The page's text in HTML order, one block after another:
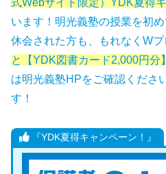
式Webサイト限定）YDK夏得
います！明光義塾の授業を初
休会された方も、もれなくWプ
と【YDK図書カード2,000円分
は明光義塾HPをご確認くださ
す！
『YDK夏得キャンペーン！』